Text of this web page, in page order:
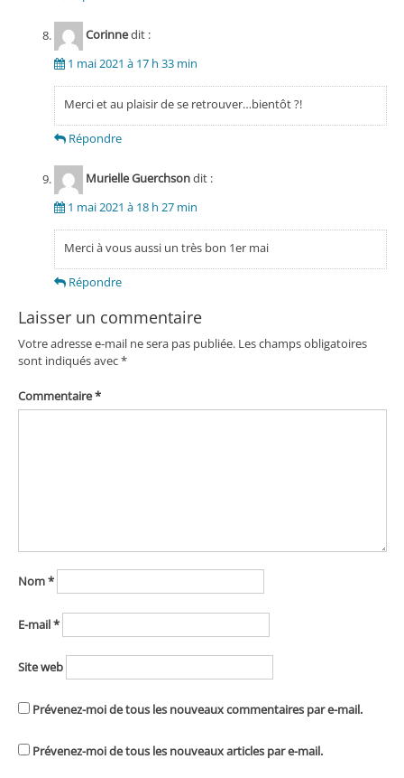
Corinnedit :
1 mai 2021 à 17 h 33 min
Merci et au plaisir de se retrouver…bientôt ?!
Répondre
Murielle Guerchsondit :
1 mai 2021 à 18 h 27 min
Merci à vous aussi un très bon 1er mai
Répondre
Laisser un commentaire
Votre adresse e-mail ne sera pas publiée. Les champs obligatoires
sont indiqués avec*
Commentaire*
Nom*
E-mail*
Site web
Prévenez-moi de tous les nouveaux commentaires par e-mail.
Prévenez-moi de tous les nouveaux articles par e-mail.